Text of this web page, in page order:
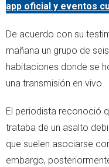
app oficial y eventos
De acuerdo con su
mañana un grupo de
habitaciones donde se
una transmisión en vivo.
El periodista reconoció
trataba de un asalto
que suelen asociarse
embargo,